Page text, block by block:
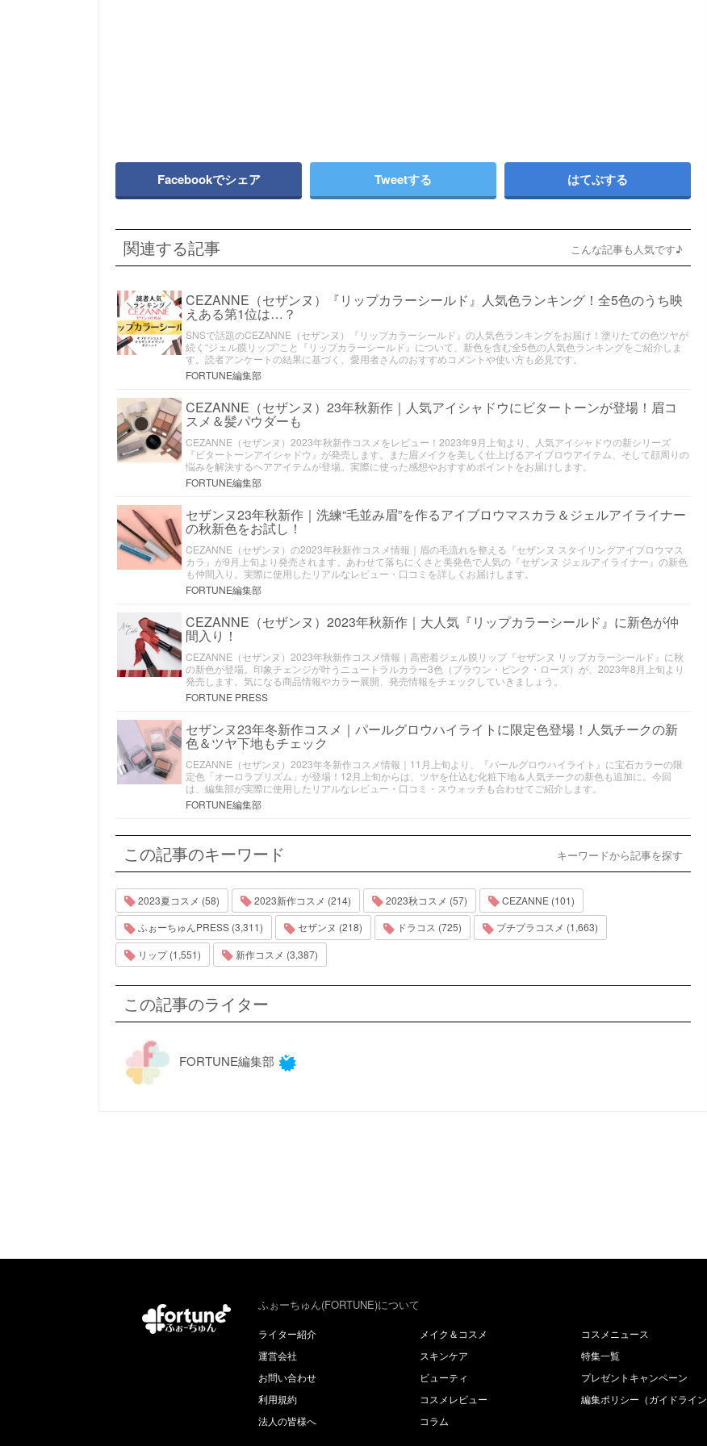
Facebookでシェア Tweetする はてぶする
関連する記事 こんな記事も人気です♪
CEZANNE（セザンヌ）『リップカラーシールド』人気色ランキング！全5色のうち映
えある第1位は…？
SNSで話題のCEZANNE（セザンヌ）『リップカラーシールド』の人気色ランキングをお届け！塗りたての色ツヤが
続く“ジェル膜リップ”こと『リップカラーシールド』について、新色を含む全5色の人気色ランキングをご紹介しま
す。読者アンケートの結果に基づく、愛用者さんのおすすめコメントや使い方も必見です。
FORTUNE編集部
CEZANNE（セザンヌ）23年秋新作｜人気アイシャドウにビタートーンが登場！眉コ
スメ＆髪パウダーも
CEZANNE（セザンヌ）2023年秋新作コスメをレビュー！2023年9月上旬より、人気アイシャドウの新シリーズ
『ビタートーンアイシャドウ』が発売します。また眉メイクを美しく仕上げるアイブロウアイテム、そして顔周りの
悩みを解決するヘアアイテムが登場。実際に使った感想やおすすめポイントをお届けします。
FORTUNE編集部
セザンヌ23年秋新作｜洗練“毛並み眉”を作るアイブロウマスカラ＆ジェルアイライナー
の秋新色をお試し！
CEZANNE（セザンヌ）の2023年秋新作コスメ情報｜眉の毛流れを整える『セザンヌ スタイリングアイブロウマス
カラ』が9月上旬より発売されます。あわせて落ちにくさと美発色で人気の『セザンヌ ジェルアイライナー』の新色
も仲間入り。実際に使用したリアルなレビュー・口コミを詳しくお届けします。
FORTUNE編集部
CEZANNE（セザンヌ）2023年秋新作｜大人気『リップカラーシールド』に新色が仲
間入り！
CEZANNE（セザンヌ）2023年秋新作コスメ情報｜高密着ジェル膜リップ『セザンヌ リップカラーシールド』に秋
の新色が登場。印象チェンジが叶うニュートラルカラー3色（ブラウン・ピンク・ローズ）が、2023年8月上旬より
発売します。気になる商品情報やカラー展開、発売情報をチェックしていきましょう。
FORTUNE PRESS
セザンヌ23年冬新作コスメ｜パールグロウハイライトに限定色登場！人気チークの新
色＆ツヤ下地もチェック
CEZANNE（セザンヌ）2023年冬新作コスメ情報｜11月上旬より、『パールグロウハイライト』に宝石カラーの限
定色「オーロラプリズム」が登場！12月上旬からは、ツヤを仕込む化粧下地＆人気チークの新色も追加に。今回
は、編集部が実際に使用したリアルなレビュー・口コミ・スウォッチも合わせてご紹介します。
FORTUNE編集部
この記事のキーワード キーワードから記事を探す
2023夏コスメ (58) 2023新作コスメ (214) 2023秋コスメ (57)
CEZANNE (101)
ふぉーちゅんPRESS (3,311)
セザンヌ (218) ドラコス (725)
プチプラコスメ (1,663)
リップ (1,551)
新作コスメ (3,387)
この記事のライター
FORTUNE編集部
ふぉーちゅん(FORTUNE)について
ライター紹介
運営会社
お問い合わせ
利用規約
法人の皆様へ
メイク＆コスメ
スキンケア
ビューティ
コスメレビュー
コラム
コスメニュース
特集一覧
プレゼントキャンペーン
編集ポリシー（ガイドライン